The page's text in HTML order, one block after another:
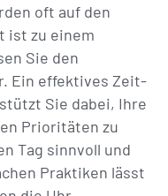
oft auf den
ist zu einem
Sie den
Ein effektives Zeit-
Sie dabei, Ihre
Prioritäten zu
Tag sinnvoll und
Praktiken lässt